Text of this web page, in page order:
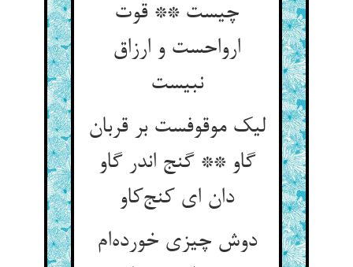
چیست ** قوت
ارواحست و ارزاق
نبیست
لیک موقوفست بر قربان
گاو ** گنج اندر گاو
دان ای کنج‌کاو
دوش چیزی خورده‌ام